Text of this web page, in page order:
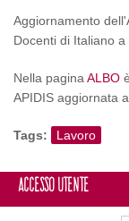
Aggiornamento
Docenti di Italiano a
Nella pagina ALBO
APIDIS aggiornata
Tags: Lavoro
Accesso utente